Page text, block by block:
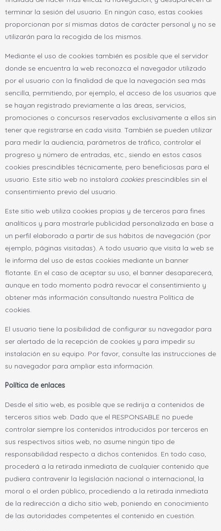
terminar la sesión del usuario. En ningún caso, estas cookies
proporcionan por sí mismas datos de carácter personal y no se
utilizarán para la recogida de los mismos.
Mediante el uso de cookies también es posible que el servidor
donde se encuentra la web reconozca el navegador utilizado
por el usuario con la finalidad de que la navegación sea más
sencilla, permitiendo, por ejemplo, el acceso de los usuarios que
se hayan registrado previamente a las áreas, servicios,
promociones o concursos reservados exclusivamente a ellos sin
tener que registrarse en cada visita. También se pueden utilizar
para medir la audiencia, parámetros de tráfico, controlar el
progreso y número de entradas, etc., siendo en estos casos
cookies prescindibles técnicamente, pero beneficiosas para el
usuario. Este sitio web no instalará cookies prescindibles sin el
consentimiento previo del usuario.
Este sitio web utiliza cookies propias y de terceros para fines
analíticos y para mostrarle publicidad personalizada en base a
un perfil elaborado a partir de sus hábitos de navegación (por
ejemplo, páginas visitadas). A todo usuario que visita la web se
le informa del uso de estas cookies mediante un banner
flotante. En el caso de aceptar su uso, el banner desaparecerá,
aunque en todo momento podrá revocar el consentimiento y
obtener más información consultando nuestra Política de
cookies.
El usuario tiene la posibilidad de configurar su navegador para
ser alertado de la recepción de cookies y para impedir su
instalación en su equipo. Por favor, consulte las instrucciones de
su navegador para ampliar esta información.
Política de enlaces
Desde el sitio web, es posible que se redirija a contenidos de
terceros sitios web. Dado que el RESPONSABLE no puede
controlar siempre los contenidos introducidos por terceros en
sus respectivos sitios web, no asume ningún tipo de
responsabilidad respecto a dichos contenidos. En todo caso,
procederá a la retirada inmediata de cualquier contenido que
pudiera contravenir la legislación nacional o internacional, la
moral o el orden público, procediendo a la retirada inmediata
de la redirección a dicho sitio web, poniendo en conocimiento
de las autoridades competentes el contenido en cuestión.